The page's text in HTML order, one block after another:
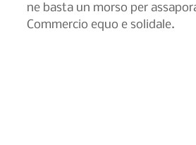
ne basta un morso per
Commercio equo e solidale.